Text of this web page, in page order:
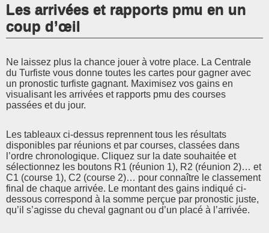
Les arrivées et rapports pmu en un
coup d’œil
Ne laissez plus la chance jouer à votre place. La Centrale
du Turfiste vous donne toutes les cartes pour gagner avec
un pronostic turfiste gagnant. Maximisez vos gains en
visualisant les arrivées et rapports pmu des courses
passées et du jour.
Les tableaux ci-dessus reprennent tous les résultats
disponibles par réunions et par courses, classées dans
l’ordre chronologique. Cliquez sur la date souhaitée et
sélectionnez les boutons R1 (réunion 1), R2 (réunion 2)… et
C1 (course 1), C2 (course 2)… pour connaître le classement
final de chaque arrivée. Le montant des gains indiqué ci-
dessous correspond à la somme perçue par pronostic juste,
qu’il s’agisse du cheval gagnant ou d’un placé à l’arrivée.